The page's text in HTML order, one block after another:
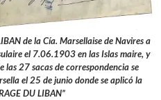
de la Cía. Marsellaise de Navires a
el 7.06.1903 en las Islas maire, y
las 27 sacas de correspondencia se
el 25 de junio donde se aplicó la
DU LIBAN”